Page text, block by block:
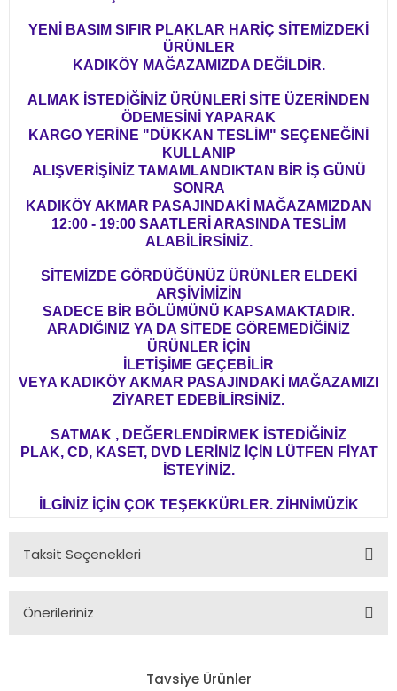
YENİ BASIM SIFIR PLAKLAR HARİÇ SİTEMİZDEKİ
ÜRÜNLER
KADIKÖY MAĞAZAMIZDA DEĞİLDİR.
ALMAK İSTEDİĞİNİZ ÜRÜNLERİ SİTE ÜZERİNDEN
ÖDEMESİNİ YAPARAK
KARGO YERİNE "DÜKKAN TESLİM" SEÇENEĞİNİ
KULLANIP
ALIŞVERİŞİNİZ TAMAMLANDIKTAN BİR İŞ GÜNÜ
SONRA
KADIKÖY AKMAR PASAJINDAKİ MAĞAZAMIZDAN
12:00 - 19:00 SAATLERİ ARASINDA TESLİM
ALABİLİRSİNİZ.
SİTEMİZDE GÖRDÜĞÜNÜZ ÜRÜNLER ELDEKİ
ARŞİVİMİZİN
SADECE BİR BÖLÜMÜNÜ KAPSAMAKTADIR.
ARADIĞINIZ YA DA SİTEDE GÖREMEDİĞİNİZ
ÜRÜNLER İÇİN
İLETİŞİME GEÇEBİLİR
VEYA KADIKÖY AKMAR PASAJINDAKİ MAĞAZAMIZI
ZİYARET EDEBİLİRSİNİZ.
SATMAK , DEĞERLENDİRMEK İSTEDİĞİNİZ
PLAK, CD, KASET, DVD LERİNİZ İÇİN LÜTFEN FİYAT
İSTEYİNİZ.
İLGİNİZ İÇİN ÇOK TEŞEKKÜRLER. ZİHNİMÜZİK
Taksit Seçenekleri
Önerileriniz
kullanarak tarafımıza iletebilirsiniz.
Tavsiye Ürünler